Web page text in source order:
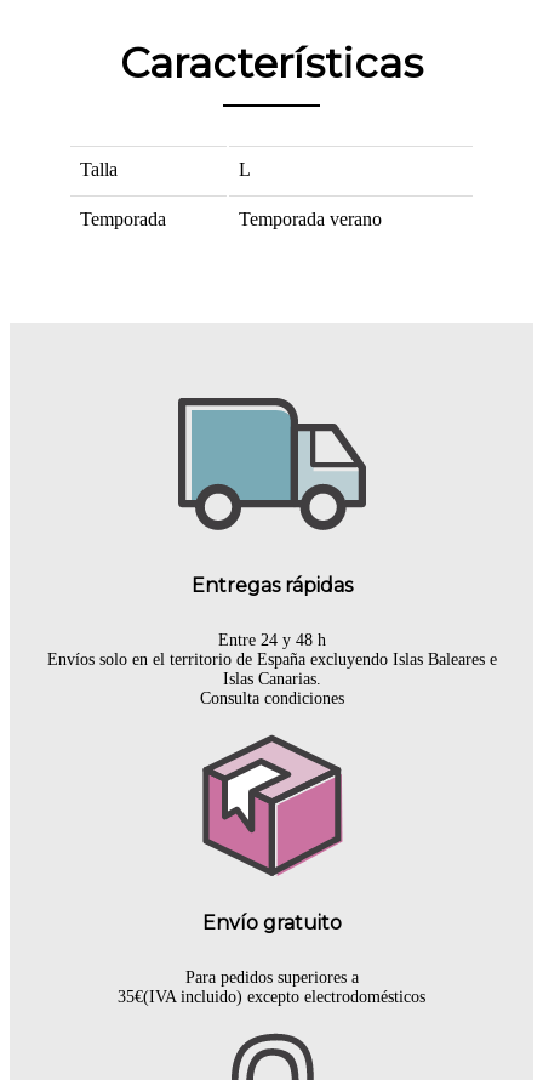
Características
Talla L
Temporada Temporada verano
Entregas rápidas
Entre 24 y 48 h
Envíos solo en el territorio de España excluyendo Islas Baleares e
Islas Canarias.
Consulta condiciones
Envío gratuito
Para pedidos superiores a
35€(IVA incluido) excepto electrodomésticos